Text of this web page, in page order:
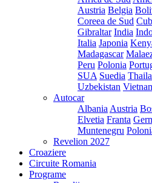
Austria Belgia
Coreea de Sud
Gibraltar India
Italia Japonia
Madagascar
Peru Polonia
SUA Suedia
Uzbekistan
Autocar
Albania Austria
Elvetia Franta
Muntenegru
Revelion 2027
Croaziere
Circuite Romania
Programe